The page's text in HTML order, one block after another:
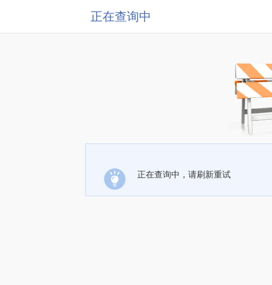
正在查询中
正在查询中，请刷新重试